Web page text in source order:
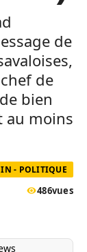
de
de
bien
au moins
- POLITIQUE
486vues